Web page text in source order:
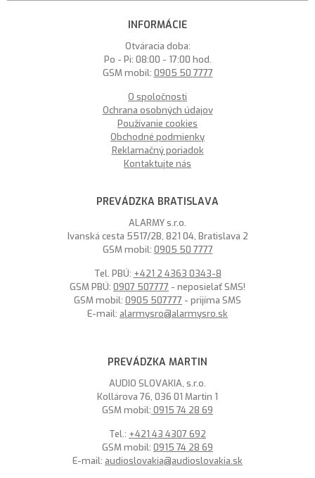
INFORMÁCIE
Otváracia doba:
Po - Pi: 08:00 - 17:00 hod.
GSM mobil: 0905 50 7777
O spoločnosti
Ochrana osobných údajov
Používanie cookies
Obchodné podmienky
Reklamačný poriadok
Kontaktujte nás
PREVÁDZKA BRATISLAVA
ALARMY s.r.o.
Ivanská cesta 5517/2B, 821 04, Bratislava 2
GSM mobil: 0905 50 7777
Tel. PBÚ: +421 2 4363 0343-8
GSM PBÚ: 0907 507777 - neposielať SMS!
GSM mobil: 0905 507777 - prijíma SMS
E-mail: alarmysro@alarmysro.sk
PREVÁDZKA MARTIN
AUDIO SLOVAKIA, s.r.o.
Kollárova 76, 036 01 Martin 1
GSM mobil: 0915 74 28 69
Tel.: +421 43 4307 692
GSM mobil: 0915 74 28 69
E-mail: audioslovakia@audioslovakia.sk